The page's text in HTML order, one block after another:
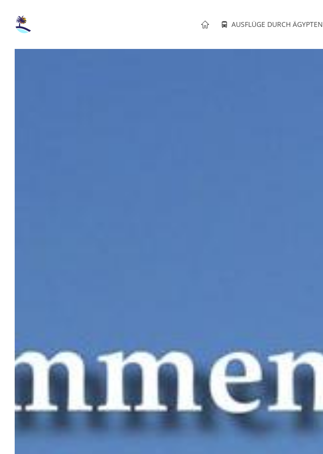
AUSFLÜGE DURCH ÄGYPTEN